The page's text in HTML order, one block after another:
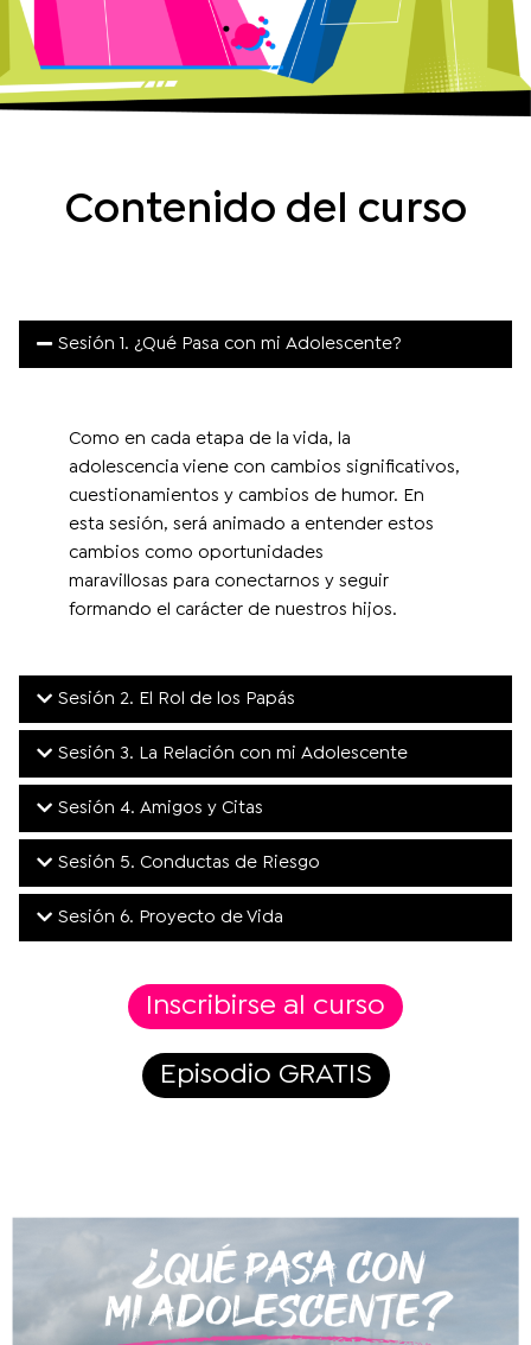
Contenido del curso
Sesión 1. ¿Qué Pasa con mi Adolescente?
Como en cada etapa de la vida, la
adolescencia viene con cambios significativos,​
cuestionamientos y cambios de humor. En
esta sesión, será animado a entender estos
cambios como oportunidades
maravillosas para conectarnos y seguir
formando el carácter de nuestros hijos.
​Sesión 2. El Rol de los Papás
Sesión 3. La Relación con mi Adolescente
Sesión 4. Amigos y Citas
Sesión 5. Conductas de Riesgo
Sesión 6. Proyecto de Vida
Inscribirse al curso
Episodio GRATIS